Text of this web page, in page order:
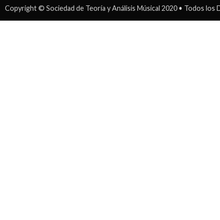
Copyright © Sociedad de Teoría y Análisis Músical 2020 • Todos los